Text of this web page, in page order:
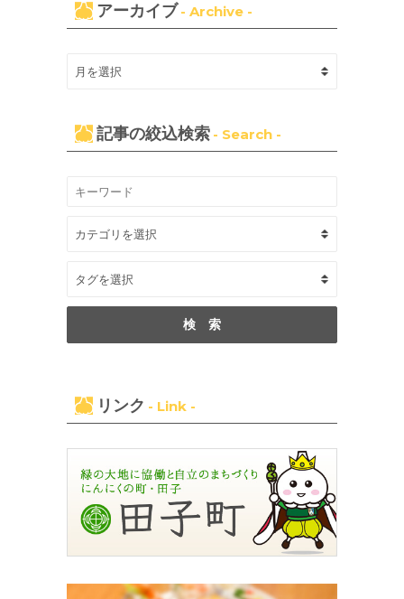
アーカイブ - Archive -
記事の絞込検索 - Search -
リンク - Link -